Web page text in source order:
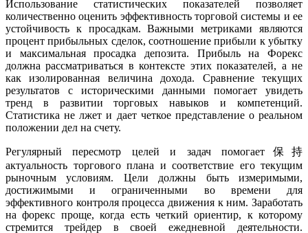
Использование статистических показателей позволяет
количественно оценить эффективность торговой системы и ее
устойчивость к просадкам. Важными метриками являются
процент прибыльных сделок, соотношение прибыли к убытку
и максимальная просадка депозита. Прибыль на Форекс
должна рассматриваться в контексте этих показателей, а не
как изолированная величина дохода. Сравнение текущих
результатов с историческими данными помогает увидеть
тренд в развитии торговых навыков и компетенций.
Статистика не лжет и дает четкое представление о реальном
положении дел на счету.
Регулярный пересмотр целей и задач помогает保持
актуальность торгового плана и соответствие его текущим
рыночным условиям. Цели должны быть измеримыми,
достижимыми и ограниченными во времени для
эффективного контроля процесса движения к ним. Заработать
на форекс проще, когда есть четкий ориентир, к которому
стремится трейдер в своей ежедневной деятельности.